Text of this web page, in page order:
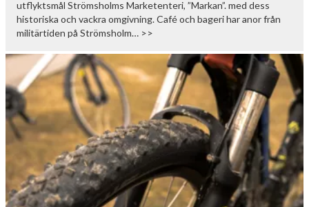
utflyktsmål Strömsholms Marketenteri, ”Markan”. med dess
historiska och vackra omgivning. Café och bageri har anor från
militärtiden på Strömsholm… >>